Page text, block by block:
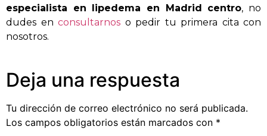
especialista en lipedema en Madrid centro, no
dudes en consultarnos o pedir tu primera cita con
nosotros.
Deja una respuesta
Tu dirección de correo electrónico no será publicada.
Los campos obligatorios están marcados con *